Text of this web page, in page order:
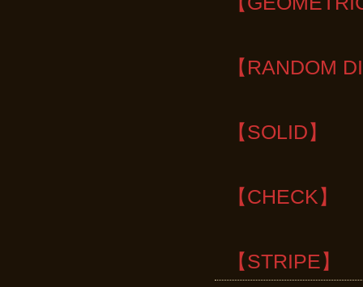
【RANDOM
【SOLID】
【CHECK】
【STRIPE】